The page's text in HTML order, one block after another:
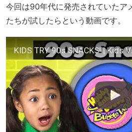
今回は90年代に発売されていたア
たちが試したらという動画です。
KIDS TRY 90s SNACKS! | Kids